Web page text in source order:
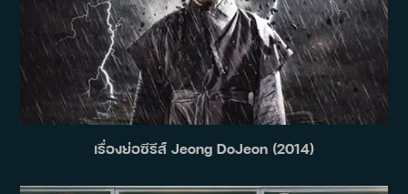
เรื่องย่อซีรีส์ Jeong DoJeon (2014)